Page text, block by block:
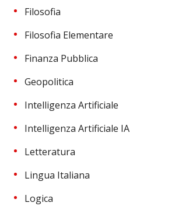
Filosofia
Filosofia Elementare
Finanza Pubblica
Geopolitica
Intelligenza Artificiale
Intelligenza Artificiale IA
Letteratura
Lingua Italiana
Logica